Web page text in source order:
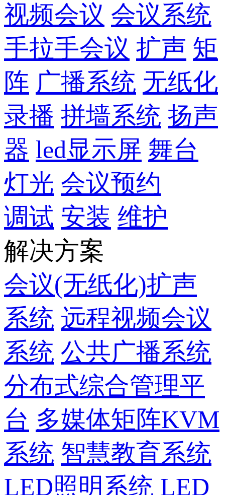
视频会议 会议系统
手拉手会议 扩声 矩
阵 广播系统 无纸化
录播 拼墙系统 扬声
器 led显示屏 舞台
灯光 会议预约
调试 安装 维护
解决方案
会议(无纸化)扩声
系统 远程视频会议
系统 公共广播系统
分布式综合管理平
台 多媒体矩阵KVM
系统 智慧教育系统
LED照明系统 LED